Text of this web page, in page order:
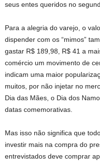
seus entes queridos no
Para a alegria do varejo, o
dispender com os “mimos”
gastar R$ 189,98, R$ 41 a
comércio um movimento de
indicam uma maior
muitos, por não injetar no
Dia das Mães, o Dia dos
datas comemorativas.
Mas isso não significa que
investir mais na compra do
entrevistados deve comprar